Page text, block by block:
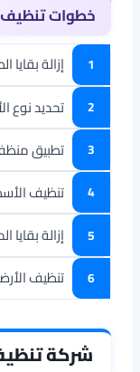
خطوات
إزالة
تحديد نوع
تطبيق
تنظيف
إزالة
تنظيف
شركة